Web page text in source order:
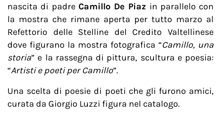
nascita di padre Camillo De Piaz in parallelo con
la mostra che rimane aperta per tutto marzo al
Refettorio delle Stelline del Credito Valtellinese
dove figurano la mostra fotografica “Camillo, una
storia” e la rassegna di pittura, scultura e poesia:
“Artisti e poeti per Camillo”.
Una scelta di poesie di poeti che gli furono amici,
curata da Giorgio Luzzi figura nel catalogo.